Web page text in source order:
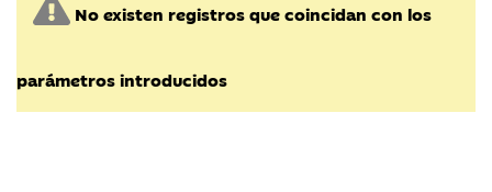
No existen registros que coincidan con los
parámetros introducidos